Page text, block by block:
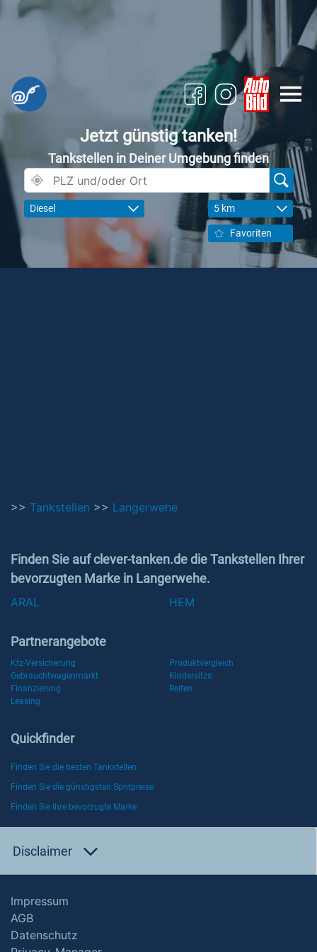
Jetzt günstig tanken!
Tankstellen in Deiner Umgebung finden
Diesel 5 km
Favoriten
>> Tankstellen >> Langerwehe
Finden Sie auf clever-tanken.de die Tankstellen Ihrer
bevorzugten Marke in Langerwehe.
ARAL HEM
Partnerangebote
Kfz-Versicherung
Produktvergleich
Gebrauchtwagenmarkt
Kindersitze
Finanzierung
Reifen
Leasing
Quickfinder
Finden Sie die besten Tankstellen
Finden Sie die günstigsten Spritpreise
Finden Sie Ihre bevorzugte Marke
Disclaimer
Impressum
AGB
Datenschutz